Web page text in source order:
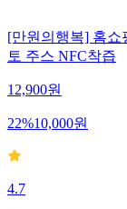
[만원의행복] 홈
토 주스 NFC착즙
12,900원
22%10,000원
4.7